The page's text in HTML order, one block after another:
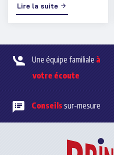
cettecaravanevous
transporte dans un univers
Lire la suite
Une équipe familialeà
votre écoute
Conseilssur-mesure